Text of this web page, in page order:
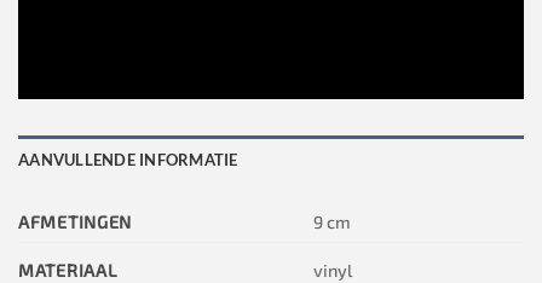
AANVULLENDE INFORMATIE
AFMETINGEN 9 cm
MATERIAAL vinyl